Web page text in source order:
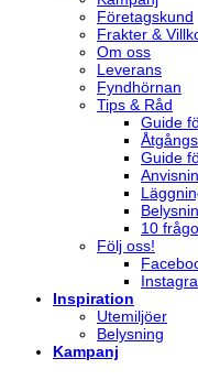
Företagskund
Frakter &
Om oss
Leverans
Fyndhörnan
Tips & Råd
Guide
Guide
10
Följ oss!
Inspiration
Utemiljöer
Belysning
Kampanj